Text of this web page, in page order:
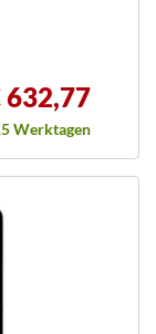
632,77
Werktagen